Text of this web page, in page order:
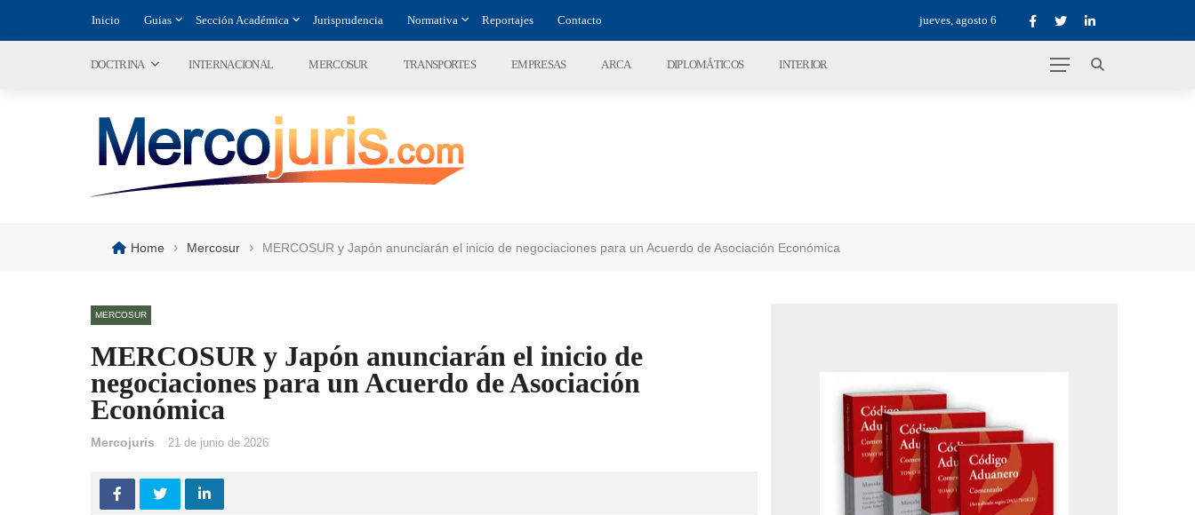
Inicio Guías Sección Académica Jurisprudencia Normativa Reportajes Contacto jueves, agosto 6
DOCTRINA INTERNACIONAL MERCOSUR TRANSPORTES EMPRESAS ARCA DIPLOMÁTICOS INTERIOR
Home › Mercosur › MERCOSUR y Japón anunciarán el inicio de negociaciones para un Acuerdo de Asociación Económica
MERCOSUR
MERCOSUR y Japón anunciarán el inicio de
negociaciones para un Acuerdo de Asociación
Económica
Mercojuris 21 de junio de 2026